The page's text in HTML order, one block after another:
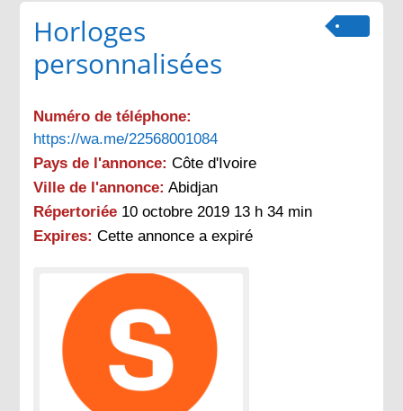
Horloges
personnalisées
Numéro de téléphone:
https://wa.me/22568001084
Pays de l'annonce: Côte d'Ivoire
Ville de l'annonce: Abidjan
Répertoriée 10 octobre 2019 13 h 34 min
Expires: Cette annonce a expiré